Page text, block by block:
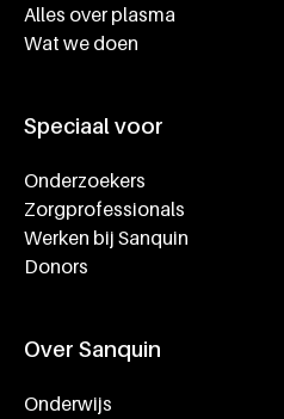
Alles over plasma
Wat we doen
Speciaal voor
Onderzoekers
Zorgprofessionals
Werken bij Sanquin
Donors
Over Sanquin
Onderwijs